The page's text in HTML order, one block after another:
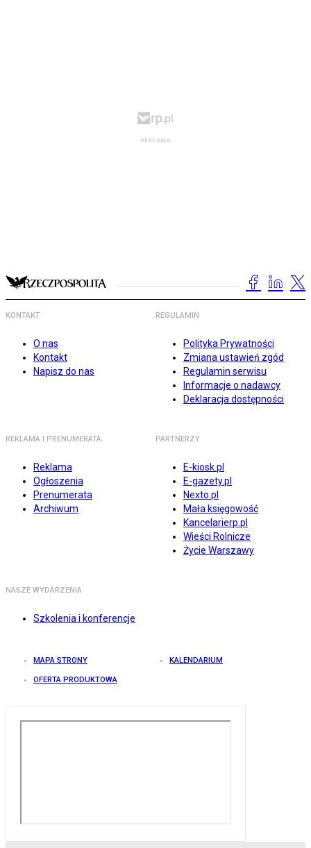
KONTAKT
O nas
Kontakt
Napisz do nas
REGULAMIN
Polityka Prywatności
Zmiana ustawień zgód
Regulamin serwisu
Informacje o nadawcy
Deklaracja dostępności
REKLAMA I PRENUMERATA
Reklama
Ogłoszenia
Prenumerata
Archiwum
PARTNERZY
E-kiosk.pl
E-gazety.pl
Nexto.pl
Mała księgowość
Kancelarierp.pl
Wieści Rolnicze
Życie Warszawy
NASZE WYDARZENIA
Szkolenia i konferencje
MAPA STRONY KALENDARIUM
OFERTA PRODUKTOWA